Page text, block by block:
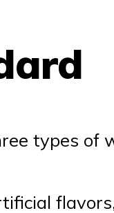
types of